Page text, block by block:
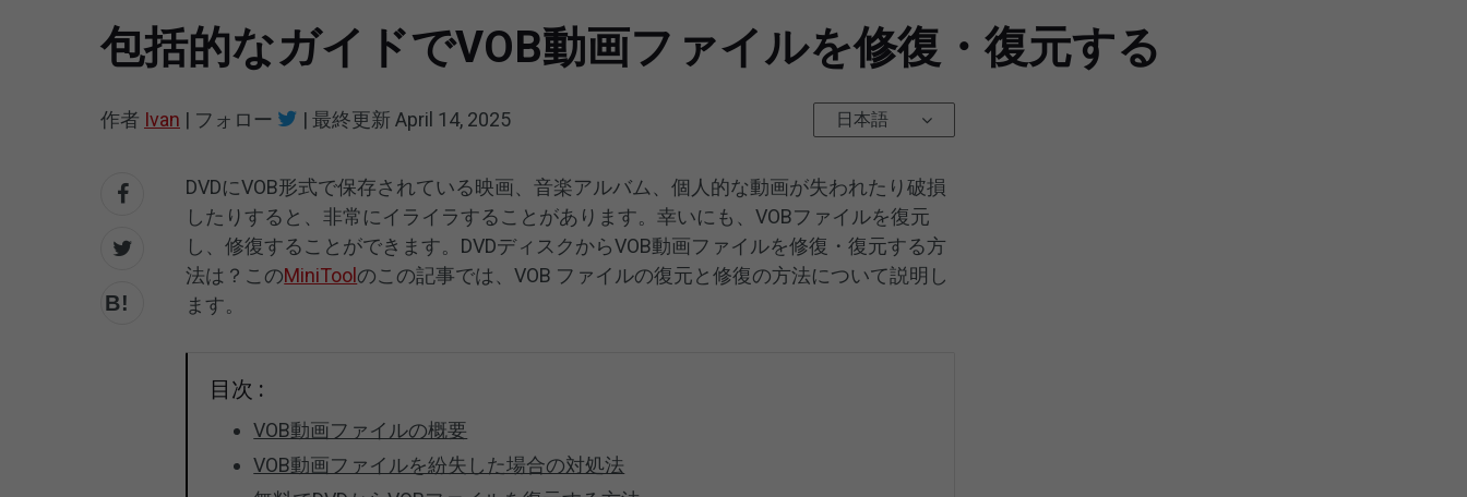
包括的なガイドでVOB動画ファイルを修復・復元する
作者 Ivan | フォロー | 最終更新 April 14, 2025 日本語
DVDにVOB形式で保存されている映画、音楽アルバム、個人的な動画が失われたり破損
したりすると、非常にイライラすることがあります。幸いにも、VOBファイルを復元
し、修復することができます。DVDディスクからVOB動画ファイルを修復・復元する方
法は？このMiniTool のこの記事では、VOB ファイルの復元と修復の方法について説明し
ます。
目次 :
VOB動画ファイルの概要
VOB動画ファイルを紛失した場合の対処法